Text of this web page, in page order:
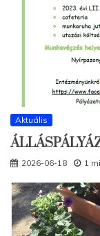
Aktuális
2026-06-18 1